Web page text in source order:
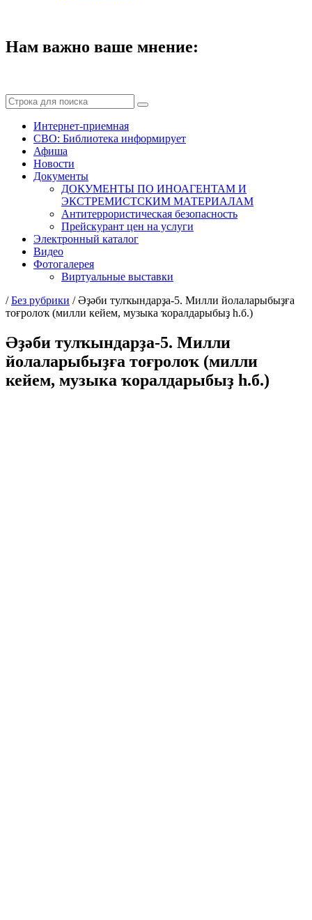
Нам важно ваше мнение:
Интернет-приемная
СВО: Библиотека информирует
Афиша
Новости
Документы
ДОКУМЕНТЫ ПО ИНОАГЕНТАМ И
ЭКСТРЕМИСТСКИМ МАТЕРИАЛАМ
Антитеррористическая безопасность
Прейскурант цен на услуги
Электронный каталог
Видео
Фотогалерея
Виртуальные выставки
/Без рубрики /Әҙәби тулҡындарҙа-5. Милли йолаларыбыҙға
тоғролоҡ (милли кейем, музыка ҡоралдарыбыҙ һ.б.)
Әҙәби тулҡындарҙа-5. Милли
йолаларыбыҙға тоғролоҡ (милли
кейем, музыка ҡоралдарыбыҙ һ.б.)